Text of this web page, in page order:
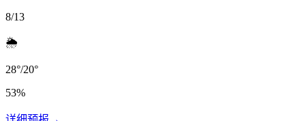
8/13
🌦️
28°/20°
53%